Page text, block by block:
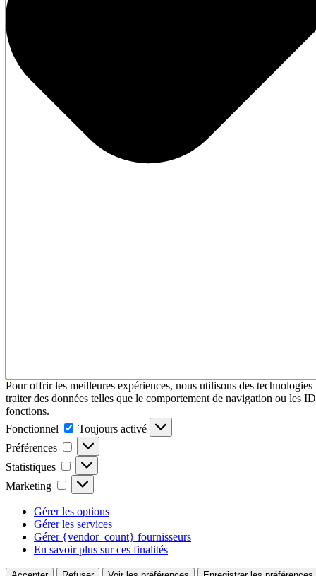
Pour offrir les meilleures expériences, nous utilisons des
traiter des données telles que le comportement de navigation ou les
fonctions.
Fonctionnel
Fonctionnel
Toujours activé
Préférences
Préférences
Statistiques Statistiques
Marketing Marketing
Gérer les options
Gérer les services
Gérer {vendor_count} fournisseurs
En savoir plus sur ces finalités